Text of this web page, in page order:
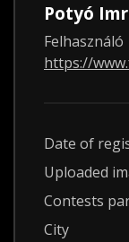
Potyó
Felhasználó
https://
Date of
Uploaded
Contests
City